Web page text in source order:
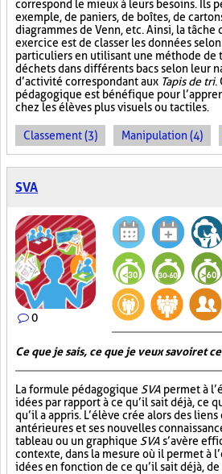
correspond le mieux à leurs besoins. Ils
exemple, de paniers, de boîtes, de
diagrammes de Venn, etc. Ainsi, la tâche
exercice est de classer les données
particuliers en utilisant une méthode de
déchets dans différents bacs selon leur
d’activité correspondant aux Tapis de tri.
pédagogique est bénéfique pour
chez les élèves plus visuels ou tactiles.
Classement (3) Manipulation (4)
SVA
0
Ce que je sais, ce que je veux savoir et
La formule pédagogique SVA permet à
idées par rapport à ce qu’il sait déjà, ce
qu’il a appris. L’élève crée alors des
antérieures et ses nouvelles
tableau ou un graphique SVA s’avère
contexte, dans la mesure où il permet à
idées en fonction de ce qu’il sait déjà,